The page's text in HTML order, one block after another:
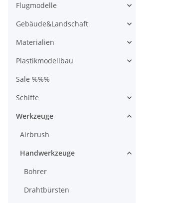
Flugmodelle
Gebäude&Landschaft
Materialien
Plastikmodellbau
Sale %%%
Schiffe
Werkzeuge
Airbrush
Handwerkzeuge
Bohrer
Drahtbürsten